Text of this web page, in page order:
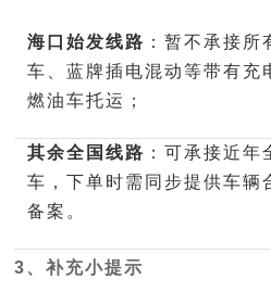
海口始发线路 ：暂不承接
车、蓝牌插电混动等带有充
燃油车托运；
其余全国线路 ：可承接近
车，下单时需同步提供车辆
备案。
3、补充小提示